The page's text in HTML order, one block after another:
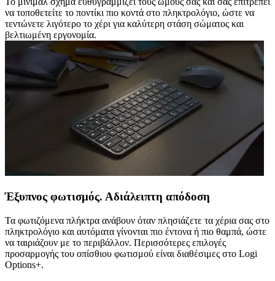
να τοποθετείτε το ποντίκι πιο κοντά στο πληκτρολόγιο, ώστε να
τεντώνετε λιγότερο το χέρι για καλύτερη στάση σώματος και
βελτιωμένη εργονομία.
Έξυπνος φωτισμός. Αδιάλειπτη απόδοση
Τα φωτιζόμενα πλήκτρα ανάβουν όταν πλησιάζετε τα χέρια σας στο
πληκτρολόγιο και αυτόματα γίνονται πιο έντονα ή πιο θαμπά, ώστε
να ταιριάζουν με το περιβάλλον. Περισσότερες επιλογές
προσαρμογής του οπίσθιου φωτισμού είναι διαθέσιμες στο Logi
Options+.